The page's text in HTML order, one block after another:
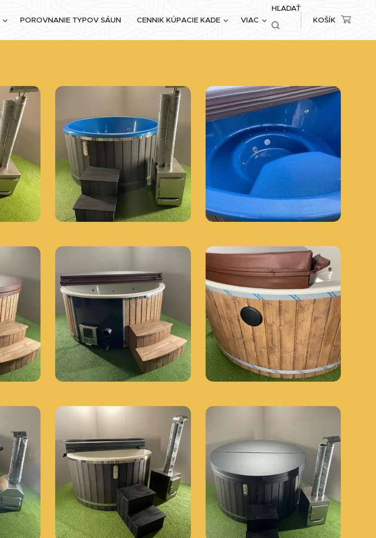
POROVNANIE TYPOV SÁUN CENNIK KÚPACIE KADE VIAC
HĽADAŤ
KOŠÍK